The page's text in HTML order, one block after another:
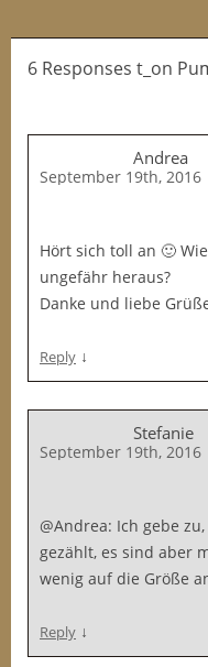
6 Responses t_on
Andrea
September 19th, 2016
Hört sich toll an 🙂
ungefähr heraus?
Danke und liebe
Reply ↓
Stefanie
September 19th, 2016
@Andrea: Ich gebe
gezählt, es sind aber
wenig auf die Größe
Reply ↓